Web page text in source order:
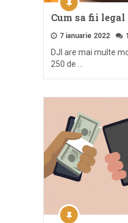
Cum sa fii legal
7 ianuarie 2022
DJI are mai multe
250 de …